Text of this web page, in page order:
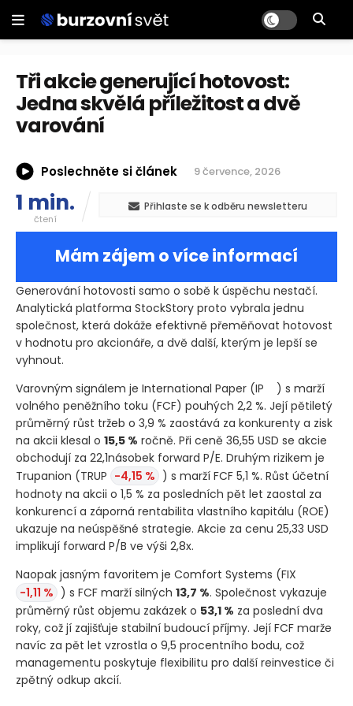
Tři akcie generující hotovost:
Jedna skvělá příležitost a dvě
varování
Poslechněte si článek 9 července, 2026
1 min.
čtení
Přihlaste se k odběru newsletteru
Mám zájem o více informací
Generování hotovosti samo o sobě k úspěchu nestačí.
Analytická platforma StockStory proto vybrala jednu
společnost, která dokáže efektivně přeměňovat hotovost
v hodnotu pro akcionáře, a dvě další, kterým je lepší se
vyhnout.
Varovným signálem je International Paper (IP ) s marží
volného peněžního toku (FCF) pouhých 2,2 %. Její pětiletý
průměrný růst tržeb o 3,9 % zaostává za konkurenty a zisk
na akcii klesal o 15,5 % ročně. Při ceně 36,55 USD se akcie
obchodují za 22,1násobek forward P/E. Druhým rizikem je
Trupanion (TRUP -4,15 % ) s marží FCF 5,1 %. Růst účetní
hodnoty na akcii o 1,5 % za posledních pět let zaostal za
konkurencí a záporná rentabilita vlastního kapitálu (ROE)
ukazuje na neúspěšné strategie. Akcie za cenu 25,33 USD
implikují forward P/B ve výši 2,8x.
Naopak jasným favoritem je Comfort Systems (FIX
-1,11 % ) s FCF marží silných 13,7 %. Společnost vykazuje
průměrný růst objemu zakázek o 53,1 % za poslední dva
roky, což jí zajišťuje stabilní budoucí příjmy. Její FCF marže
navíc za pět let vzrostla o 9,5 procentního bodu, což
managementu poskytuje flexibilitu pro další reinvestice či
zpětný odkup akcií.